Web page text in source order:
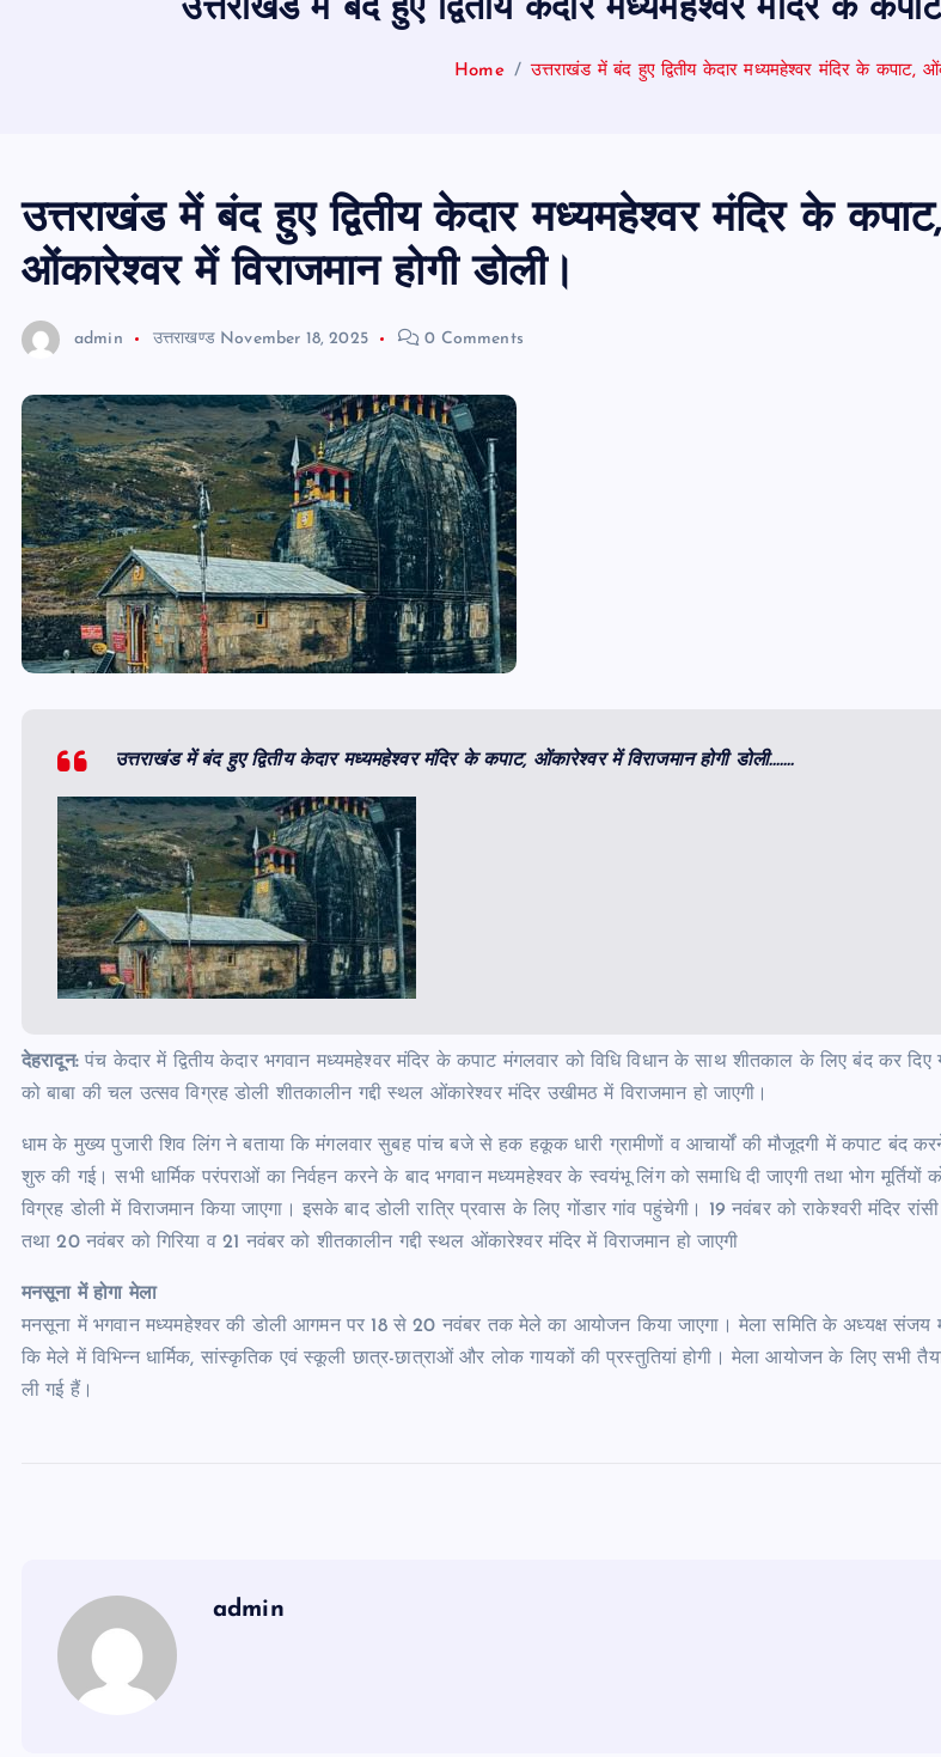
उत्तराखंड में बंद हुए द्वितीय केदार मध्यमहेश्वर मंदिर के
Home उत्तराखंड में बंद हुए द्वितीय केदार मध्यमहेश्वर मंदिर के कपाट,
उत्तराखंड में बंद हुए द्वितीय केदार मध्यमहेश्वर मंदिर के कपाट,
ओंकारेश्वर में विराजमान होगी डोली।
admin उत्तराखण्ड November 18, 2025 0 Comments
उत्तराखंड में बंद हुए द्वितीय केदार मध्यमहेश्वर मंदिर के कपाट, ओंकारेश्वर में विराजमान होगी डोली…….
देहरादून:पंच केदार में द्वितीय केदार भगवान मध्यमहेश्वर मंदिर के कपाट मंगलवार को विधि विधान के साथ शीतकाल के लिए बंद कर दिए
को बाबा की चल उत्सव विग्रह डोली शीतकालीन गद्दी स्थल ओंकारेश्वर मंदिर उखीमठ में विराजमान हो जाएगी।
धाम के मुख्य पुजारी शिव लिंग ने बताया कि मंगलवार सुबह पांच बजे से हक हकूक धारी ग्रामीणों व आचार्यों की मौजूदगी में कपाट बंद
शुरु की गई। सभी धार्मिक परंपराओं का निर्वहन करने के बाद भगवान मध्यमहेश्वर के स्वयंभू लिंग को समाधि दी जाएगी तथा भोग मूर्तियों
विग्रह डोली में विराजमान किया जाएगा। इसके बाद डोली रात्रि प्रवास के लिए गोंडार गांव पहुंचेगी। 19 नवंबर को राकेश्वरी मंदिर
तथा 20 नवंबर को गिरिया व 21 नवंबर को शीतकालीन गद्दी स्थल ओंकारेश्वर मंदिर में विराजमान हो जाएगी
मनसूना में होगा मेला
मनसूना में भगवान मध्यमहेश्वर की डोली आगमन पर 18 से 20 नवंबर तक मेले का आयोजन किया जाएगा। मेला समिति के अध्यक्ष संजय
कि मेले में विभिन्न धार्मिक, सांस्कृतिक एवं स्कूली छात्र-छात्राओं और लोक गायकों की प्रस्तुतियां होगी। मेला आयोजन के लिए सभी
ली गई हैं।
admin